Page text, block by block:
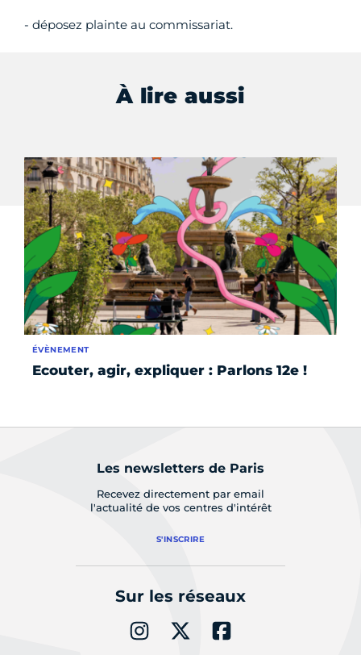
- déposez plainte au commissariat.
À lire aussi
Ecouter, agir, expliquer : Parlons 12e !
ÉVÈNEMENT
Les newsletters de Paris
Recevez directement par email
l'actualité de vos centres d'intérêt
S'INSCRIRE
Sur les réseaux